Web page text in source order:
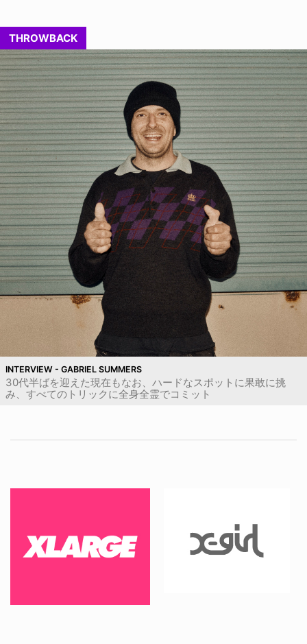
THROWBACK
INTERVIEW - GABRIEL SUMMERS
30代半ばを迎えた現在もなお、ハードなスポットに果敢に挑
み、すべてのトリックに全身全霊でコミット